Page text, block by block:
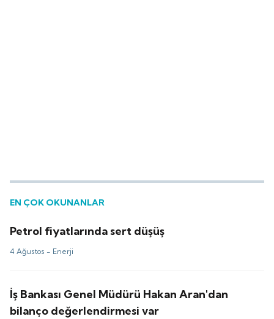
EN ÇOK OKUNANLAR
Petrol fiyatlarında sert düşüş
4 Ağustos - Enerji
İş Bankası Genel Müdürü Hakan Aran'dan
bilanço değerlendirmesi var